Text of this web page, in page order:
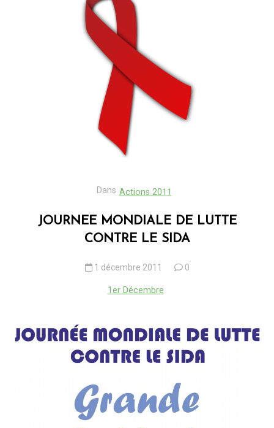
Dans Actions 2011
JOURNEE MONDIALE DE LUTTE
CONTRE LE SIDA
1 décembre 2011 0
1er Décembre